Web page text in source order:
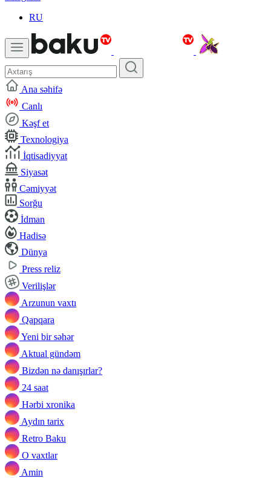
RU
Ana səhifə
Canlı
Kəşf et
Texnologiya
İqtisadiyyat
Siyasət
Cəmiyyət
Sorğu
İdman
Hadisə
Dünya
Press reliz
Verilişlər
Arzunun vaxtı
Qapqara
Yeni bir səhər
Aktual gündəm
Bizdən nə danışırlar?
24 saat
Hərbi xronika
Aydın tarix
Retro Baku
O vaxtlar
Amin